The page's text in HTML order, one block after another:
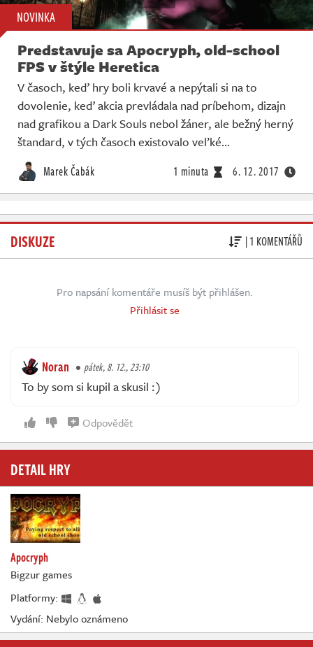
NOVINKA
Predstavuje sa Apocryph, old-school
FPS v štýle Heretica
V časoch, keď hry boli krvavé a nepýtali si na to
dovolenie, keď akcia prevládala nad príbehom, dizajn
nad grafikou a Dark Souls nebol žáner, ale bežný herný
štandard, v tých časoch existovalo veľké…
Marek Čabák 1 minuta 6. 12. 2017
DISKUZE | 1 KOMENTÁŘŮ
Pro napsání komentáře musíš být přihlášen.
Přihlásit se
Noran pátek, 8. 12., 23:10
To by som si kupil a skusil :)
Odpovědět
DETAIL HRY
Apocryph
Bigzur games
Platformy:
Vydání: Nebylo oznámeno